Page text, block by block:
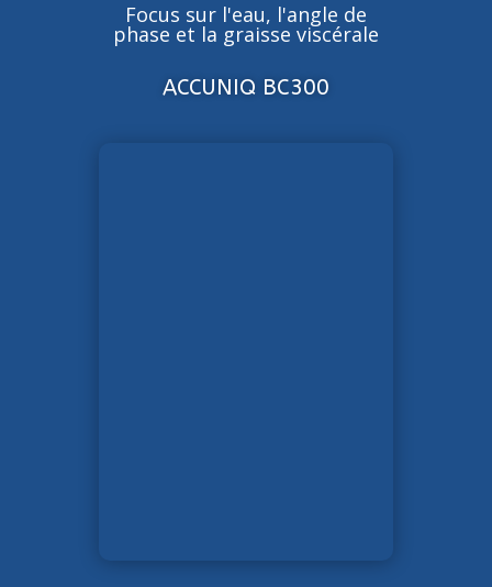
Focus sur l'eau, l'angle de
phase et la graisse viscérale
ACCUNIQ BC300